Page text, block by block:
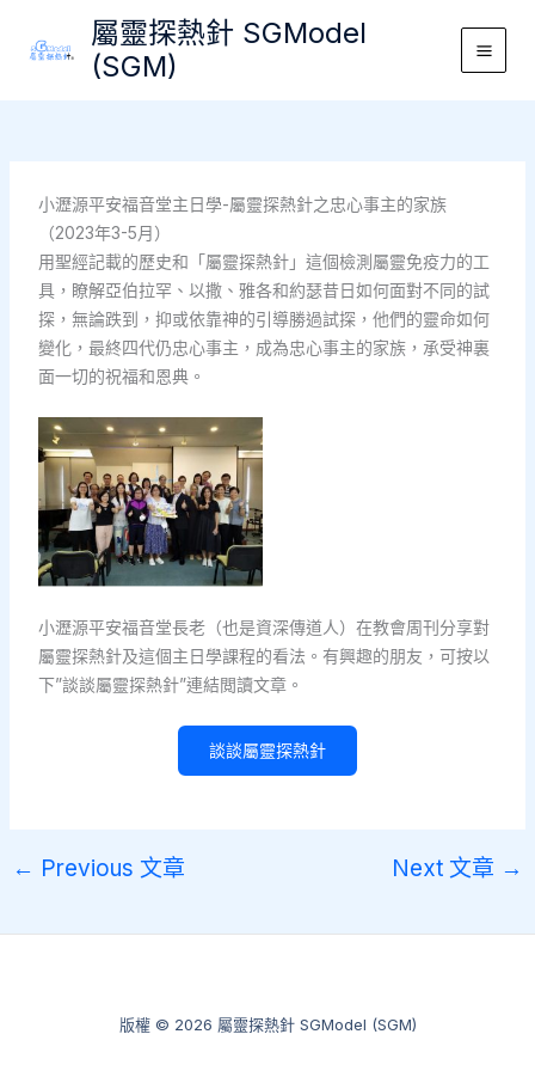
屬靈探熱針 SGModel
(SGM)
Main
小瀝源平安福音堂主日學-屬靈探熱針之忠心事主的家族
（2023年3-5月）
用聖經記載的歷史和「屬靈探熱針」這個檢測屬靈免疫力的工
具，瞭解亞伯拉罕、以撒、雅各和約瑟昔日如何面對不同的試
探，無論跌到，抑或依靠神的引導勝過試探，他們的靈命如何
變化，最終四代仍忠心事主，成為忠心事主的家族，承受神裏
面一切的祝福和恩典。
小瀝源平安福音堂長老（也是資深傳道人）在教會周刊分享對
屬靈探熱針及這個主日學課程的看法。有興趣的朋友，可按以
下”談談屬靈探熱針”連結閲讀文章。
談談屬靈探熱針
← Previous 文章 Next 文章 →
版權 © 2026 屬靈探熱針 SGModel (SGM)